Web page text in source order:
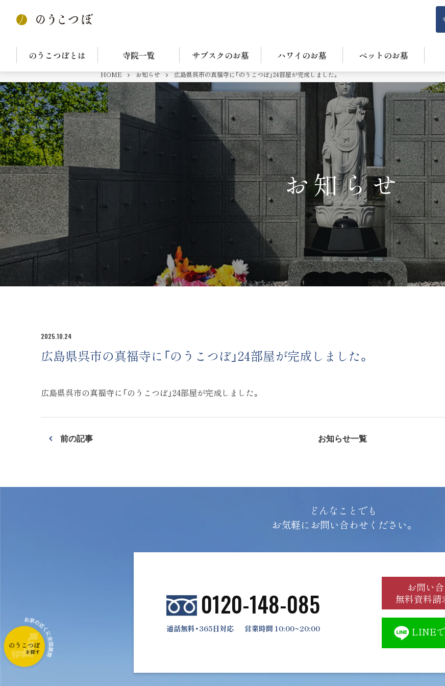
のうこつぼとは 寺院一覧 サブスクのお墓 ハワイのお墓 ペットのお墓
HOME お知らせ 広島県呉市の真福寺に「のうこつぼ」24部屋が完成しました。
お知らせ
2025.10.24
広島県呉市の真福寺に「のうこつぼ」24部屋が完成しました。
広島県呉市の真福寺に「のうこつぼ」24部屋が完成しました。
前の記事 お知らせ一覧
どんなことでも
お気軽にお問い合わせください。
0120-148-085
通話無料・365日対応 営業時間 10:00~20:00
お問い
無料資料請
LINE